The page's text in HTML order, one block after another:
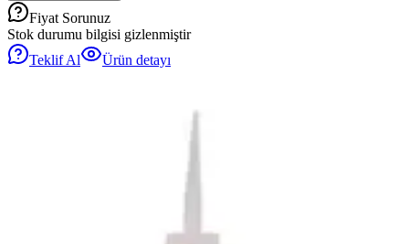
Fiyat Sorunuz
Stok durumu bilgisi gizlenmiştir
Teklif Al
Ürün detayı